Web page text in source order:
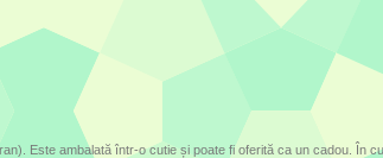
Este ambalată într-o cutie și poate fi oferită ca un cadou. În